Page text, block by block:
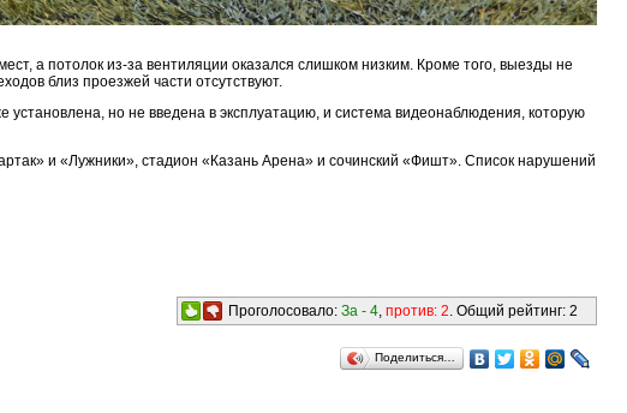
а потолок из-за вентиляции оказался слишком низким. Кроме того, выезды не
близ проезжей части отсутствуют.
но не введена в эксплуатацию, и система видеонаблюдения, которую
и «Лужники», стадион «Казань Арена» и сочинский «Фишт». Список нарушений
Проголосовало: За - 4 против: 2 . Общий рейтинг: 2
Поделиться…